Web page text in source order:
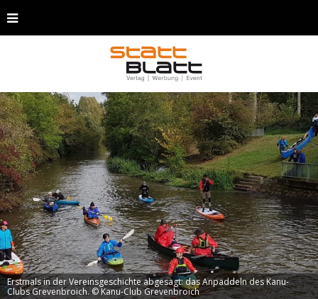
Erstmals in der Vereinsgeschichte abgesagt: das Anpaddeln des Kanu-
Clubs Grevenbroich. © Kanu-Club Grevenbroich